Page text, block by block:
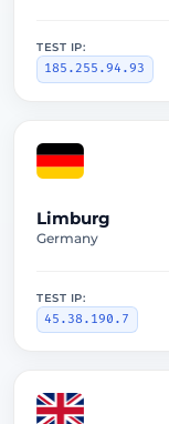
TEST IP:
185.255.94.93
Limburg
Germany
TEST IP:
45.38.190.7